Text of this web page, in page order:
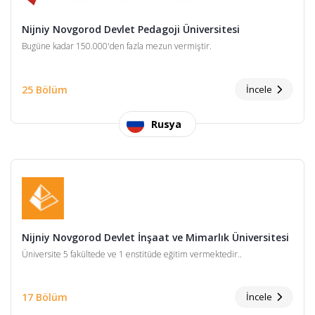
Nijniy Novgorod Devlet Pedagoji Üniversitesi
Bugüne kadar 150.000'den fazla mezun vermiştir.
25 Bölüm İncele
Rusya
Nijniy Novgorod Devlet İnşaat ve Mimarlık Üniversitesi
Üniversite 5 fakültede ve 1 enstitüde eğitim vermektedir..
17 Bölüm İncele